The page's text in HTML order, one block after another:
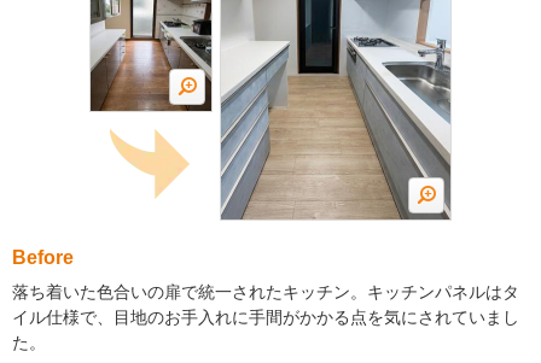
Before
落ち着いた色合いの扉で統一されたキッチン。キッチンパネルはタ
イル仕様で、目地のお手入れに手間がかかる点を気にされていまし
た。